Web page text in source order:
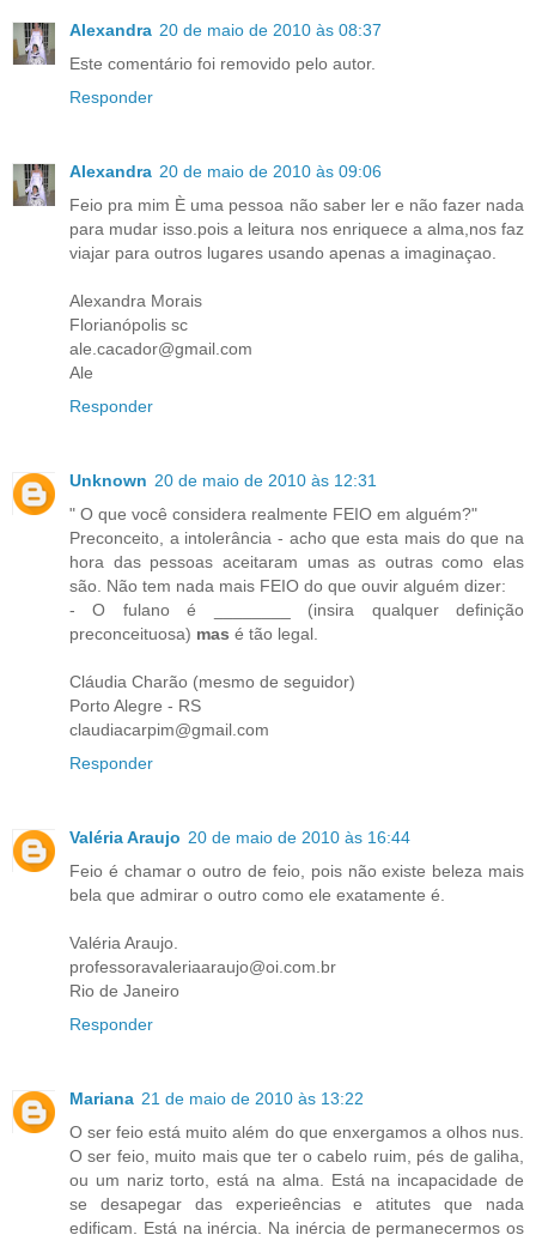
Alexandra 20 de maio de 2010 às 08:37
Este comentário foi removido pelo autor.
Responder
Alexandra 20 de maio de 2010 às 09:06
Feio pra mim È uma pessoa não saber ler e não fazer nada
para mudar isso.pois a leitura nos enriquece a alma,nos faz
viajar para outros lugares usando apenas a imaginaçao.
Alexandra Morais
Florianópolis sc
ale.cacador@gmail.com
Ale
Responder
Unknown 20 de maio de 2010 às 12:31
" O que você considera realmente FEIO em alguém?"
Preconceito, a intolerância - acho que esta mais do que na
hora das pessoas aceitaram umas as outras como elas
são. Não tem nada mais FEIO do que ouvir alguém dizer:
- O fulano é ________ (insira qualquer definição
preconceituosa) mas é tão legal.
Cláudia Charão (mesmo de seguidor)
Porto Alegre - RS
claudiacarpim@gmail.com
Responder
Valéria Araujo 20 de maio de 2010 às 16:44
Feio é chamar o outro de feio, pois não existe beleza mais
bela que admirar o outro como ele exatamente é.
Valéria Araujo.
professoravaleriaaraujo@oi.com.br
Rio de Janeiro
Responder
Mariana 21 de maio de 2010 às 13:22
O ser feio está muito além do que enxergamos a olhos nus.
O ser feio, muito mais que ter o cabelo ruim, pés de galiha,
ou um nariz torto, está na alma. Está na incapacidade de
se desapegar das experieências e atitutes que nada
edificam. Está na inércia. Na inércia de permanecermos os